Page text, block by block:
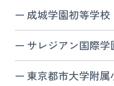
成城学園初等学校
サレジアン国際
東京都市大学附属